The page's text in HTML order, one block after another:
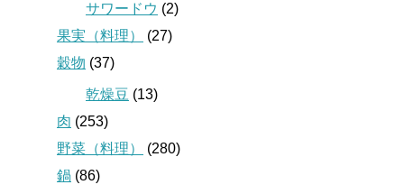
サワードウ (2)
果実（料理）
(27)
穀物 (37)
乾燥豆 (13)
肉 (253)
野菜（料理）
(280)
鍋 (86)